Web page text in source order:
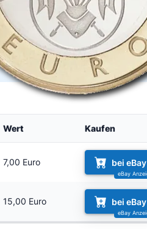
Wert Kaufen
7,00 Euro bei eBay
15,00 Euro bei eBay